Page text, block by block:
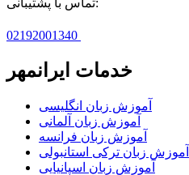
02192001340
خدمات ایرانمهر
آموزش زبان انگلیسی
آموزش زبان آلمانی
آموزش زبان فرانسه
آموزش زبان ترکی استانبولی
آموزش زبان اسپانیایی